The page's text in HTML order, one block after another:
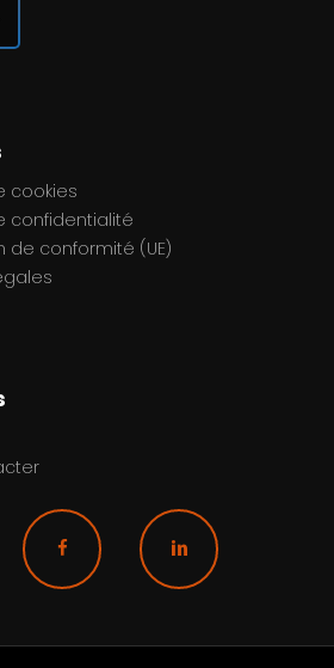
cookies
confidentialité
de conformité (UE)